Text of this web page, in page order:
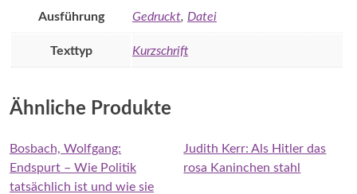
Ausführung Gedruckt, Datei
Texttyp Kurzschrift
Ähnliche Produkte
Bosbach, Wolfgang:
Endspurt – Wie Politik
tatsächlich ist und wie sie
Judith Kerr: Als Hitler das
rosa Kaninchen stahl